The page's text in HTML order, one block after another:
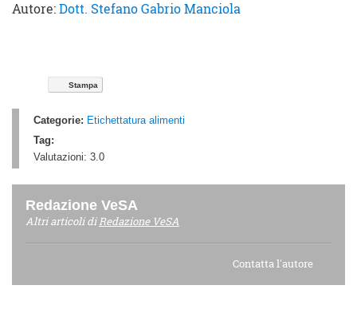
Autore: Dott. Stefano Gabrio Manciola
Stampa
Categorie: Etichettatura alimenti
Tag:
Valutazioni: 3.0
Redazione VeSA
Altri articoli diRedazione VeSA
Contatta l'autore